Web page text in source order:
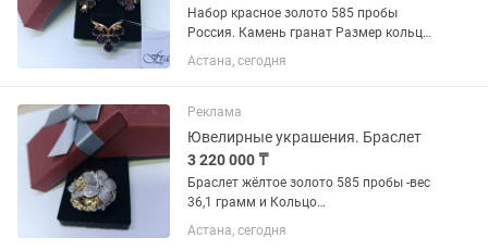
Набор красное золото 585 пробы
Россия. Камень гранат Размер кольца
20. Серьги английская застёжка. Вес:
Астана, сегодня
Реклама
Ювелирные украшения. Браслет
3 220 000 ₸
Браслет жёлтое золото 585 пробы -вес
36,1 грамм и Кольцо
комбинированный жёлтый с белым
золотом 585 пробы с бриллиантами -
Астана, сегодня